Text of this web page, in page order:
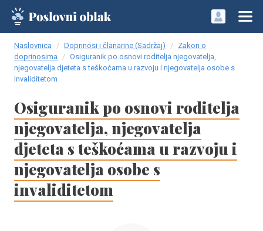
Naslovnica Doprinosi i članarine (Sadržaj)
Zakon o
doprinosima
Osiguranik po osnovi roditelja njegovatelja,
njegovatelja djeteta s teškoćama u razvoju i njegovatelja osobe s
invaliditetom
Osiguranik po osnovi roditelja
njegovatelja, njegovatelja
djeteta s teškoćama u razvoju i
njegovatelja osobe s
invaliditetom